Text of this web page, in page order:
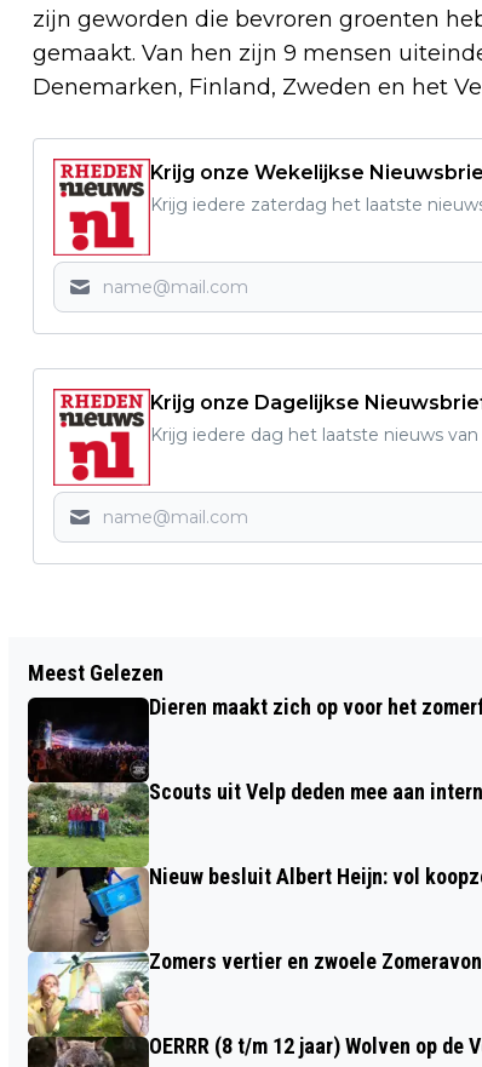
zijn geworden die bevroren groenten
gemaakt. Van hen zijn 9 mensen
Denemarken, Finland, Zweden en het
Krijg onze Wekelijkse
Krijg iedere zaterdag het laatste
Krijg onze Dagelijkse
Krijg iedere dag het laatste nieuws
VIERDE MONTMARTRE MARKT VAN
SEIZOEN IN HANZESTAD DOESBURG
Meest Gelezen
Dieren maakt zich op voor het
Scouts uit Velp deden mee aan
Nieuw besluit Albert Heijn: vol
Zomers vertier en zwoele
OERRR (8 t/m 12 jaar) Wolven op de